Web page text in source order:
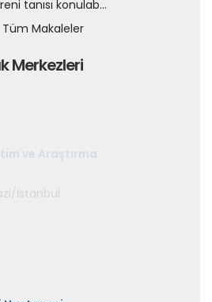
tanısı konulab...
Tüm Makaleler
Merkezleri
ve Araştırma